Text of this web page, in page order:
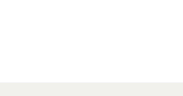
besonders stabil
strapazierfähig und durch Nullfugen-